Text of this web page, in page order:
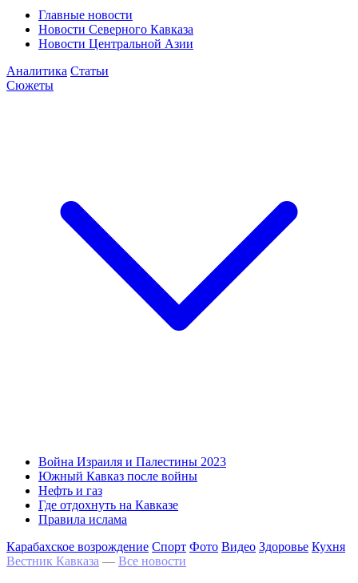
Главные новости
Новости Северного Кавказа
Новости Центральной Азии
Аналитика Статьи
Сюжеты
Война Израиля и Палестины 2023
Южный Кавказ после войны
Нефть и газ
Где отдохнуть на Кавказе
Правила ислама
Карабахское возрождение Спорт Фото Видео Здоровье Кухня
Вестник Кавказа — Все новости